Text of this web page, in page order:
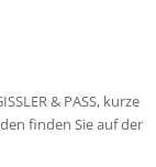
& PASS, kurze
finden Sie auf der